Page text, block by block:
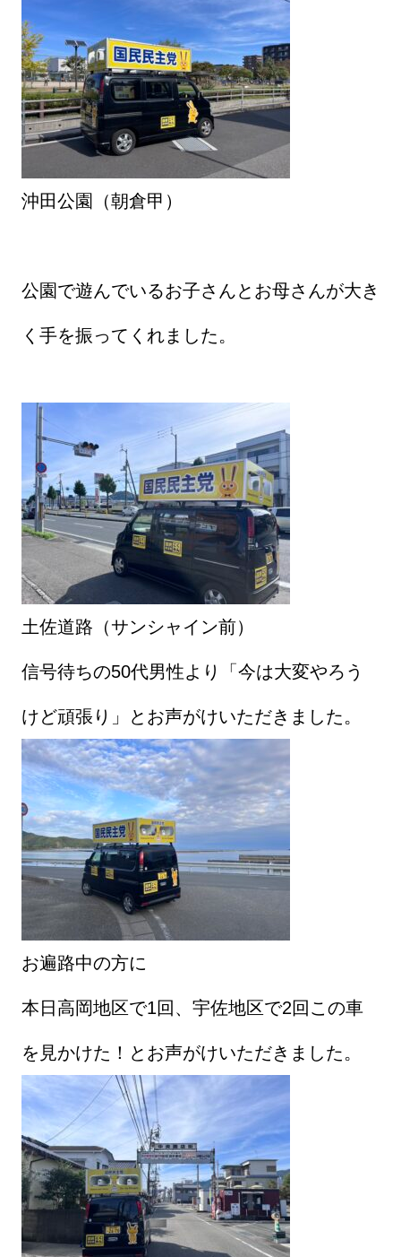
沖田公園（朝倉甲）
公園で遊んでいるお子さんとお母さんが大き
く手を振ってくれました。
土佐道路（サンシャイン前）
信号待ちの50代男性より「今は大変やろう
けど頑張り」とお声がけいただきました。
お遍路中の方に
本日高岡地区で1回、宇佐地区で2回この車
を見かけた！とお声がけいただきました。